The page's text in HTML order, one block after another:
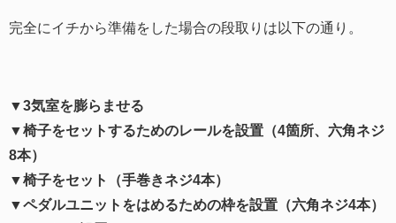
完全にイチから準備をした場合の段取りは以下の通り。
▼3気室を膨らませる
▼椅子をセットするためのレールを設置（4箇所、六角ネジ
8本）
▼椅子をセット（手巻きネジ4本）
▼ペダルユニットをはめるための枠を設置（六角ネジ4本）